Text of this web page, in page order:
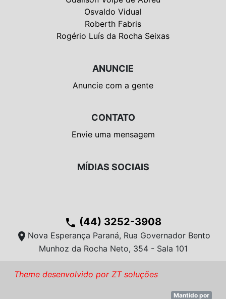
Osvaldo Vidual
Roberth Fabris
Rogério Luís da Rocha Seixas
ANUNCIE
Anuncie com a gente
CONTATO
Envie uma mensagem
MÍDIAS SOCIAIS
phone (44) 3252-3908
location_on Nova Esperança Paraná, Rua Governador Bento
Munhoz da Rocha Neto, 354 - Sala 101
Theme desenvolvido por ZT soluções
Mantido por